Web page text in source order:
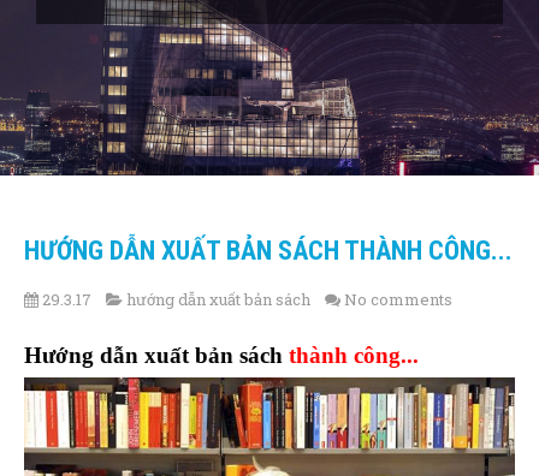
HƯỚNG DẪN XUẤT BẢN SÁCH THÀNH CÔNG...
29.3.17 hướng dẫn xuất bản sách No comments
Hướng dẫn xuất bản sách thành công...